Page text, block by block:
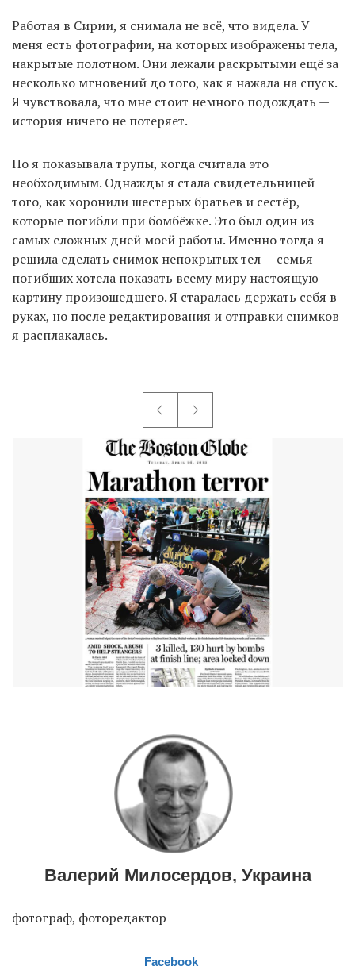
Работая в Сирии, я снимала не всё, что видела. У
меня есть фотографии, на которых изображены тела,
накрытые полотном. Они лежали раскрытыми ещё за
несколько мгновений до того, как я нажала на спуск.
Я чувствовала, что мне стоит немного подождать —
история ничего не потеряет.
Но я показывала трупы, когда считала это
необходимым. Однажды я стала свидетельницей
того, как хоронили шестерых братьев и сестёр,
которые погибли при бомбёжке. Это был один из
самых сложных дней моей работы. Именно тогда я
решила сделать снимок непокрытых тел — семья
погибших хотела показать всему миру настоящую
картину произошедшего. Я старалась держать себя в
руках, но после редактирования и отправки снимков
я расплакалась.
Валерий Милосердов, Украина
фотограф, фоторедактор
Facebook